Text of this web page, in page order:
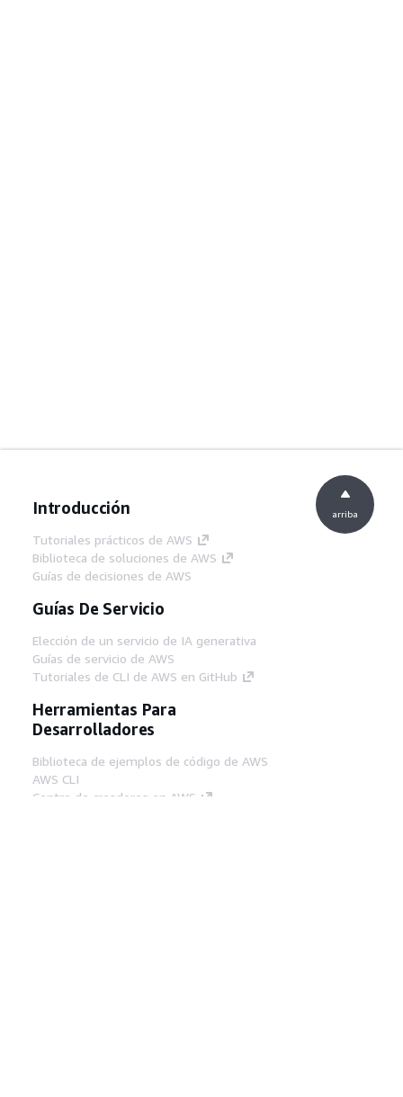
Introducción
Tutoriales prácticos de AWS
Biblioteca de soluciones de AWS
Guías de decisiones de AWS
Guías De Servicio
Elección de un servicio de IA generativa
Guías de servicio de AWS
Tutoriales de CLI de AWS en GitHub
Herramientas Para
Desarrolladores
Biblioteca de ejemplos de código de AWS
AWS CLI
Centro de creadores en AWS
arriba